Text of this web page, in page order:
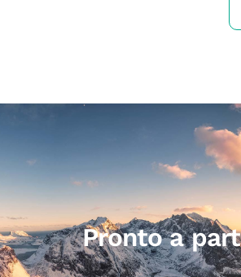
Pronto a